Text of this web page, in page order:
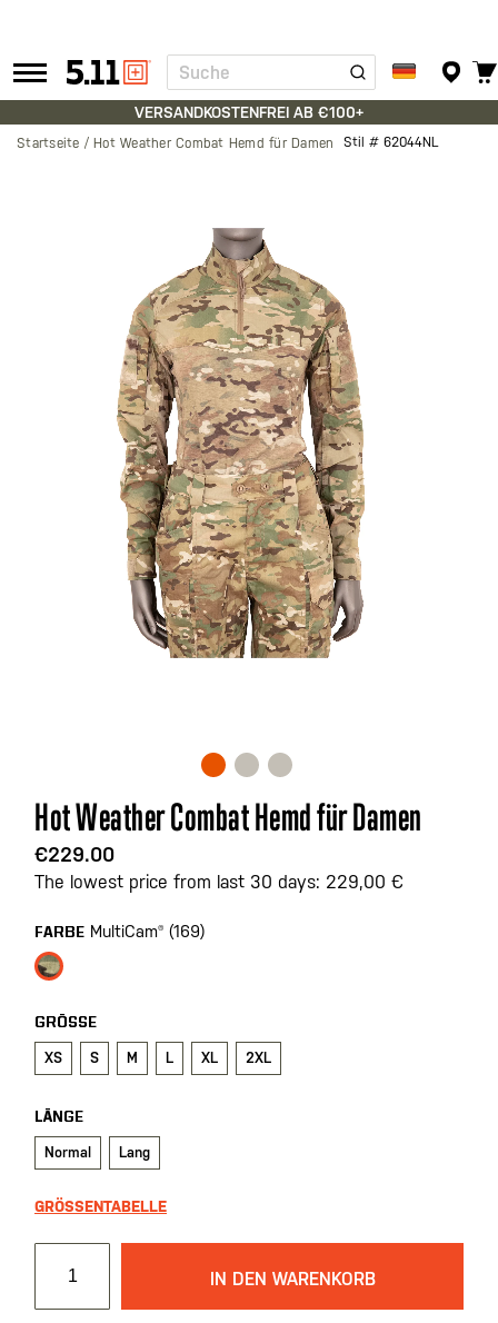
Tactical
Gear
Suche
VERSANDKOSTENFREI AB €100+
Startseite Hot Weather Combat Hemd für Damen Stil # 62044NL
Zum
Anfang
der
Bildgalerie
Hot Weather Combat Hemd für Damen
€229.00
The lowest price from last 30 days: 229,00 €
FARBE MultiCam® (169)
GRÖSSE
XS S M L XL 2XL
LÄNGE
Normal Lang
GRÖSSENTABELLE
IN DEN WARENKORB